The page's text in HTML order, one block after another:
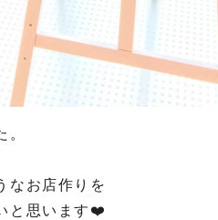
。
なお店作りを
と思います❤️